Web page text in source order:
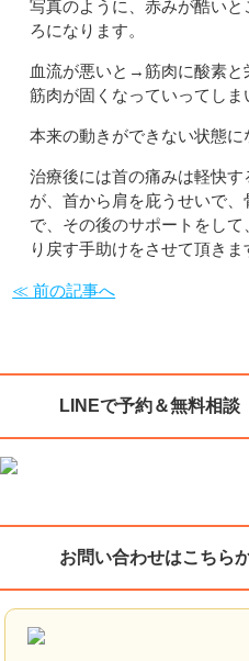
写真のように、赤みが酷い
ろになります。
血流が悪いと→筋肉に酸素
筋肉が固くなっていってしま
本来の動きができない状態に
治療後には首の痛みは軽快す
が、首から肩を庇うせいで
で、その後のサポートをし
り戻す手助けをさせて頂きま
≪ 前の記事へ
LINEで予約＆無料相談
お問い合わせはこちら